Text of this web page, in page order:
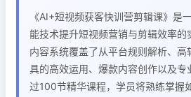
《AI+短视频获客快训营剪辑课》是
能技术提升短视频营销与剪辑效率
内容系统覆盖了从平台规则解析、高
具的高效运用、爆款内容创作以及专
过100节精华课程，学员将熟练掌握